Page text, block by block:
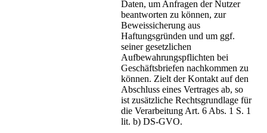
Daten, um Anfragen der Nutzer
beantworten zu können, zur
Beweissicherung aus
Haftungsgründen und um ggf.
seiner gesetzlichen
Aufbewahrungspflichten bei
Geschäftsbriefen nachkommen zu
können. Zielt der Kontakt auf den
Abschluss eines Vertrages ab, so
ist zusätzliche Rechtsgrundlage für
die Verarbeitung Art. 6 Abs. 1 S. 1
lit. b) DS-GVO.